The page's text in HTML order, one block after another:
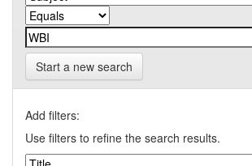
Start a new search
Add filters:
Use filters to refine the search results.